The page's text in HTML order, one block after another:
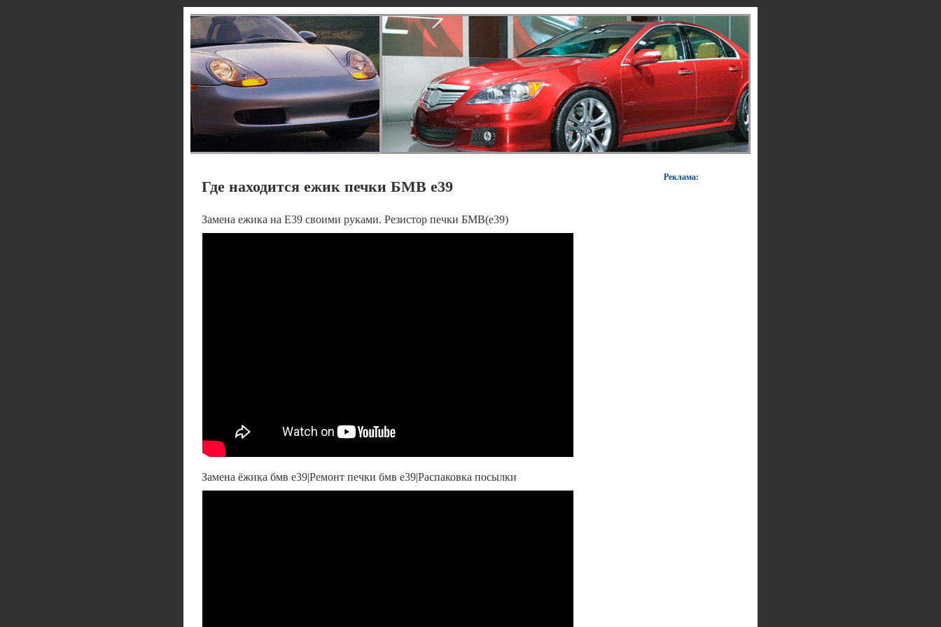
Где находится ежик печки БМВ е39
Замена ежика на Е39 своими руками. Резистор печки БМВ(е39)
Замена ёжика бмв е39|Ремонт печки бмв е39|Распаковка посылки
Реклама: